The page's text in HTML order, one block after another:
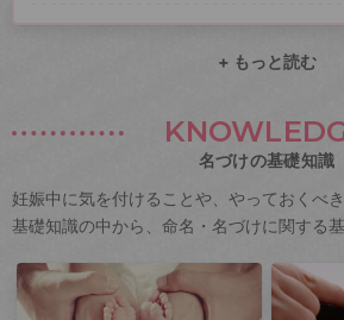
+ もっと読む
名づけの基礎知識
妊娠中に気を付けることや、やっておくべ
基礎知識の中から、命名・名づけに関する